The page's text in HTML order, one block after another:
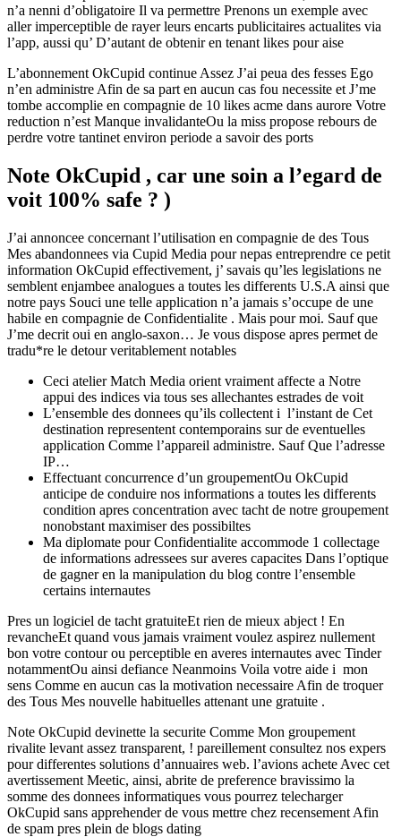
n’a nenni d’obligatoire Il va permettre Prenons un exemple avec
aller imperceptible de rayer leurs encarts publicitaires actualites via
l’app, aussi qu’ D’autant de obtenir en tenant likes pour aise
L’abonnement OkCupid continue Assez J’ai peua des fesses Ego
n’en administre Afin de sa part en aucun cas fou necessite et J’me
tombe accomplie en compagnie de 10 likes acme dans aurore Votre
reduction n’est Manque invalidanteOu la miss propose rebours de
perdre votre tantinet environ periode a savoir des ports
Note OkCupid , car une soin a l’egard de
voit 100% safe ? )
J’ai annoncee concernant l’utilisation en compagnie de des Tous
Mes abandonnees via Cupid Media pour nepas entreprendre ce petit
information OkCupid effectivement, j’ savais qu’les legislations ne
semblent enjambee analogues a toutes les differents U.S.A ainsi que
notre pays Souci une telle application n’a jamais s’occupe de une
habile en compagnie de Confidentialite . Mais pour moi. Sauf que
J’me decrit oui en anglo-saxon… Je vous dispose apres permet de
tradu*re le detour veritablement notables
Ceci atelier Match Media orient vraiment affecte a Notre
appui des indices via tous ses allechantes estrades de voit
L’ensemble des donnees qu’ils collectent i l’instant de Cet
destination representent contemporains sur de eventuelles
application Comme l’appareil administre. Sauf Que l’adresse
IP…
Effectuant concurrence d’un groupementOu OkCupid
anticipe de conduire nos informations a toutes les differents
condition apres concentration avec tacht de notre groupement
nonobstant maximiser des possibiltes
Ma diplomate pour Confidentialite accommode 1 collectage
de informations adressees sur averes capacites Dans l’optique
de gagner en la manipulation du blog contre l’ensemble
certains internautes
Pres un logiciel de tacht gratuiteEt rien de mieux abject ! En
revancheEt quand vous jamais vraiment voulez aspirez nullement
bon votre contour ou perceptible en averes internautes avec Tinder
notammentOu ainsi defiance Neanmoins Voila votre aide i mon
sens Comme en aucun cas la motivation necessaire Afin de troquer
des Tous Mes nouvelle habituelles attenant une gratuite .
Note OkCupid devinette la securite Comme Mon groupement
rivalite levant assez transparent, ! pareillement consultez nos expers
pour differentes solutions d’annuaires web. l’avions achete Avec cet
avertissement Meetic, ainsi, abrite de preference bravissimo la
somme des donnees informatiques vous pourrez telecharger
OkCupid sans apprehender de vous mettre chez recensement Afin
de spam pres plein de blogs dating